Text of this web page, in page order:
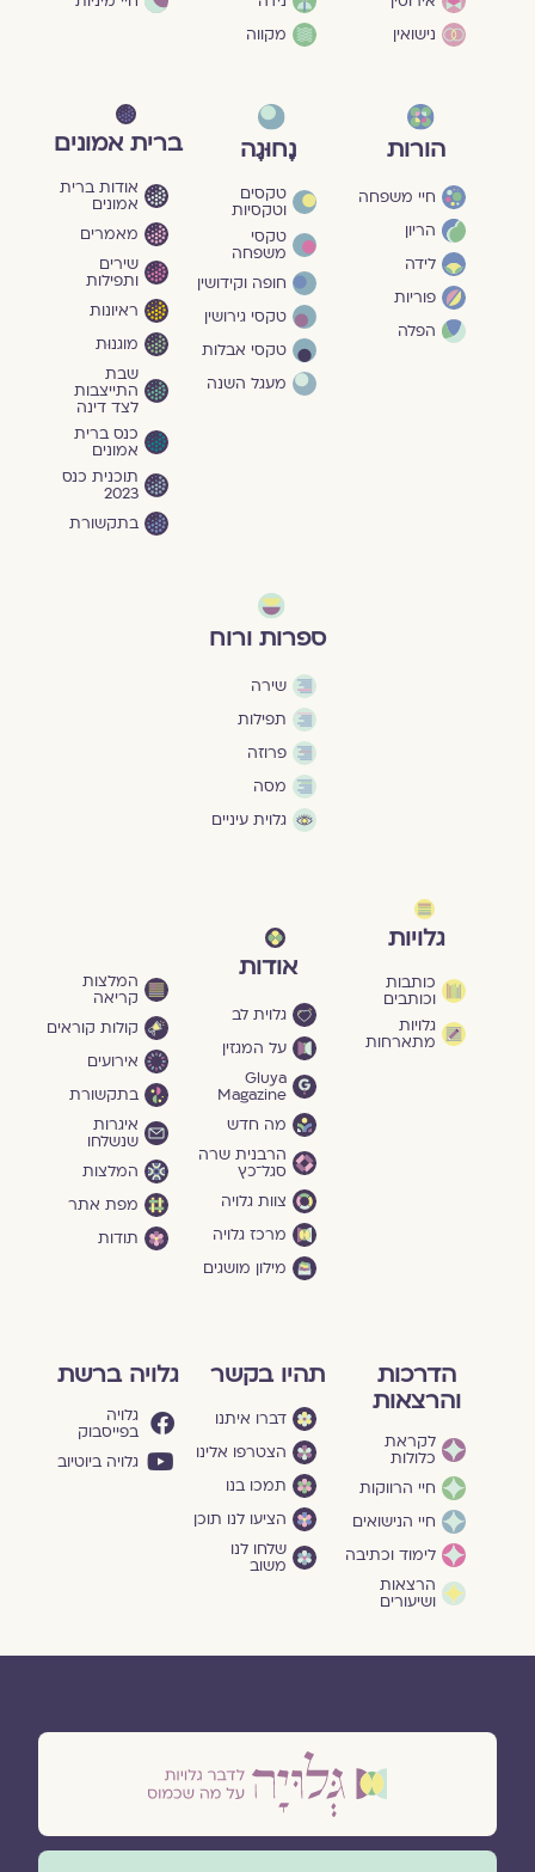
נישואין
מקווה
הורות
חיי משפחה
הריון
לידה
פוריות
הפלה
נָחוּגָה
טקסים
וטקסיות
טקסי
משפחה
חופה וקידושין
טקסי גירושין
טקסי אבלות
מעגל השנה
ברית אמונים
אודות ברית
אמונים
מאמרים
שירים
ותפילות
ראיונות
מוגנוּת
שבת
התייצבות
לצד דינה
כנס ברית
אמונים
תוכנית כנס
2023
בתקשורת
ספרות ורוח
שירה
תפילות
פרוזה
מסה
גלוית עיניים
גלויות
כותבות
וכותבים
גלויות
מתארחות
אודות
גלוית לב
על המגזין
Gluya
Magazine
מה חדש
הרבנית שרה
סגל־כץ
צוות גלויה
מרכז גלויה
מילון מושגים
המלצות
קריאה
קולות קוראים
אירועים
בתקשורת
איגרות
שנשלחו
המלצות
מפת אתר
תודות
הדרכות
והרצאות
לקראת
כלולות
חיי הרווקות
חיי הנישואים
לימוד וכתיבה
הרצאות
ושיעורים
תהיו בקשר
דברו איתנו
הצטרפו אלינו
תמכו בנו
הציעו לנו תוכן
שלחו לנו
משוב
גלויה ברשת
גלויה
בפייסבוק
גלויה ביוטיוב